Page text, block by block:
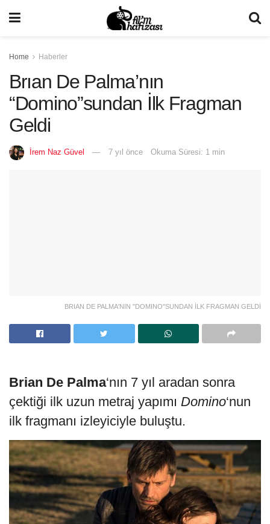
Home Haberler
Brıan De Palma’nın
“Domino”sundan İlk Fragman
Geldi
İrem Naz Güvel 7 yıl önce Okuma Süresi: 1 min
BRIAN DE PALMA'NIN "DOMINO"SUNDAN İLK FRAGMAN GELDİ
Brian De Palma‘nın 7 yıl aradan sonra
çektiği ilk uzun metraj yapımı Domino‘nun
ilk fragmanı izleyiciyle buluştu.